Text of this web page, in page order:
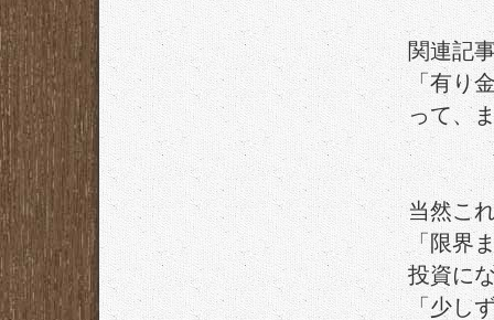
関連記
「有り
って、
当然こ
「限界
投資に
「少し